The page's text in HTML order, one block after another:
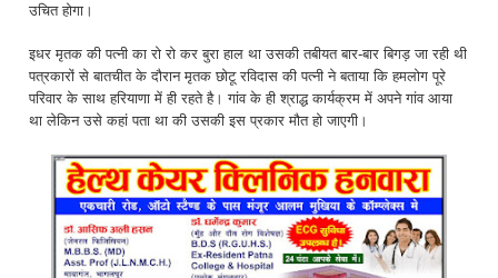
उचित होगा।
इधर मृतक की पत्नी का रो रो कर बुरा हाल था उसकी तबीयत बार-बार बिगड़ जा रही थी
पत्रकारों से बातचीत के दौरान मृतक छोटू रविदास की पत्नी ने बताया कि हमलोग पूरे
परिवार के साथ हरियाणा में ही रहते है। गांव के ही श्राद्ध कार्यक्रम में अपने गांव आया
था लेकिन उसे कहां पता था की उसकी इस प्रकार मौत हो जाएगी।